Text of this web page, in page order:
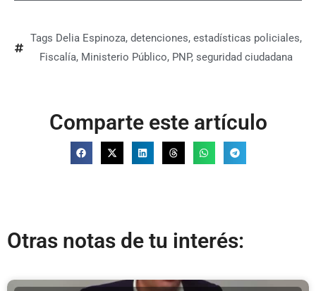
Tags Delia Espinoza, detenciones, estadísticas policiales,
Fiscalía, Ministerio Público, PNP, seguridad ciudadana
Comparte este artículo
Otras notas de tu interés: